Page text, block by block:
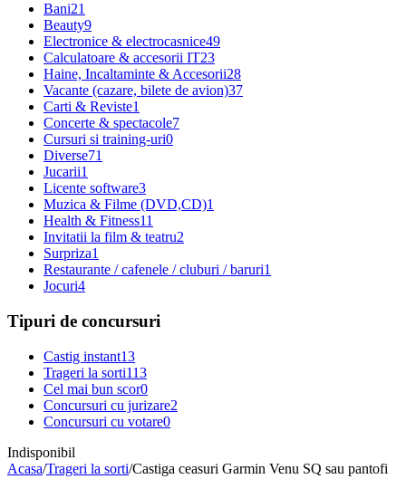
Bani21
Beauty9
Electronice & electrocasnice49
Calculatoare & accesorii IT23
Haine, Incaltaminte & Accesorii28
Vacante (cazare, bilete de avion)37
Carti & Reviste1
Concerte & spectacole7
Cursuri si training-uri0
Diverse71
Jucarii1
Licente software3
Muzica & Filme (DVD,CD)1
Health & Fitness11
Invitatii la film & teatru2
Surpriza1
Restaurante / cafenele / cluburi / baruri1
Jocuri4
Tipuri de concursuri
Castig instant13
Trageri la sorti113
Cel mai bun scor0
Concursuri cu jurizare2
Concursuri cu votare0
Indisponibil
Acasa/Trageri la sorti/Castiga ceasuri Garmin Venu SQ sau pantofi